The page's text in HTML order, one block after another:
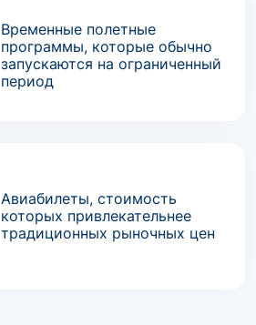
Временные полетные
программы, которые обычно
запускаются на ограниченный
период
Авиабилеты, стоимость
которых привлекательнее
традиционных рыночных цен